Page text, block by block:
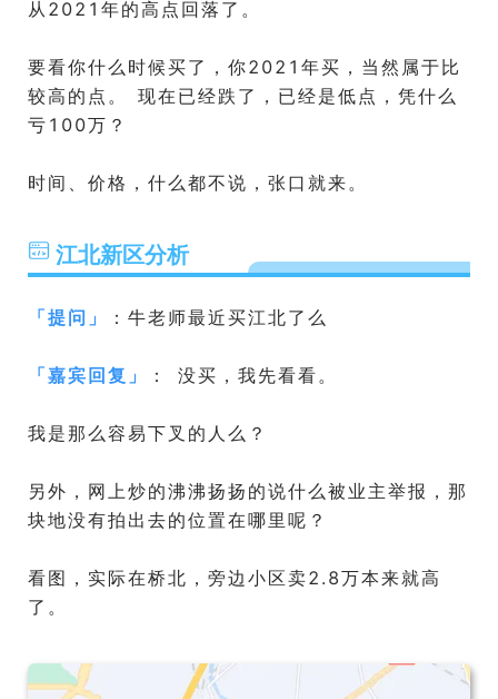
从2021年的高点回落了。
要看你什么时候买了，你2021年买，当然属于比
较高的点。 现在已经跌了，已经是低点，凭什么
亏100万？
时间、价格，什么都不说，张口就来。
江北新区分析
「提问 」 ：牛老师最近买江北了么
「嘉宾回复 」 ： 没买，我先看看。
我是那么容易下叉的人么？
另外，网上炒的沸沸扬扬的说什么被业主举报，那
块地没有拍出去的位置在哪里呢？
看图，实际在桥北，旁边小区卖2.8万本来就高
了。